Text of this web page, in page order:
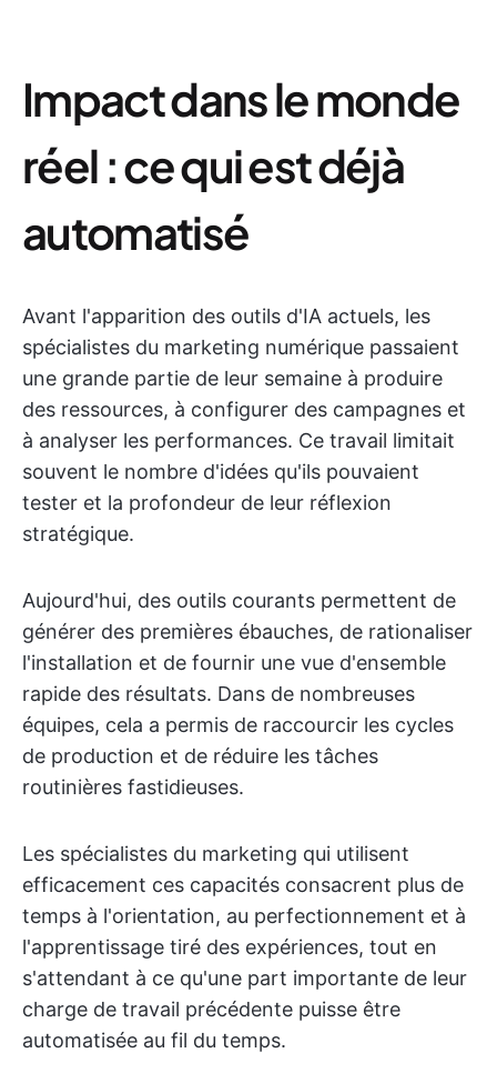
Impact dans le monde
réel : ce qui est déjà
automatisé
Avant l'apparition des outils d'IA actuels, les
spécialistes du marketing numérique passaient
une grande partie de leur semaine à produire
des ressources, à configurer des campagnes et
à analyser les performances. Ce travail limitait
souvent le nombre d'idées qu'ils pouvaient
tester et la profondeur de leur réflexion
stratégique.
Aujourd'hui, des outils courants permettent de
générer des premières ébauches, de rationaliser
l'installation et de fournir une vue d'ensemble
rapide des résultats. Dans de nombreuses
équipes, cela a permis de raccourcir les cycles
de production et de réduire les tâches
routinières fastidieuses.
Les spécialistes du marketing qui utilisent
efficacement ces capacités consacrent plus de
temps à l'orientation, au perfectionnement et à
l'apprentissage tiré des expériences, tout en
s'attendant à ce qu'une part importante de leur
charge de travail précédente puisse être
automatisée au fil du temps.